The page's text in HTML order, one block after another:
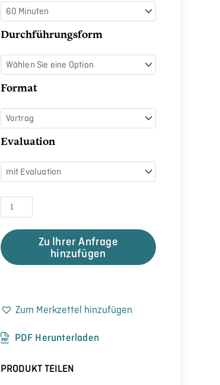
Durchführungsform
Format
Evaluation
only
Menge
Zu Ihrer Anfrage
hinzufügen
Zum Merkzettel hinzufügen
PDF Herunterladen
PRODUKT TEILEN